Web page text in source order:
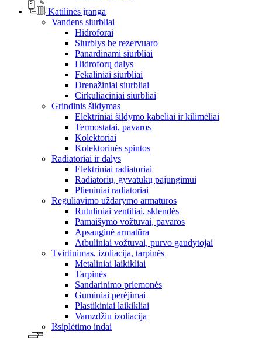
Katilinės įranga
Vandens siurbliai
Hidroforai
Siurblys be rezervuaro
Panardinami siurbliai
Hidroforų dalys
Fekaliniai siurbliai
Drenažiniai siurbliai
Cirkuliaciniai siurbliai
Grindinis šildymas
Elektriniai šildymo kabeliai ir kilimėliai
Termostatai, pavaros
Kolektoriai
Kolektorinės spintos
Radiatoriai ir dalys
Elektriniai radiatoriai
Radiatorių, gyvatukų pajungimui
Plieniniai radiatoriai
Reguliavimo uždarymo armatūros
Rutuliniai ventiliai, sklendės
Pamaišymo vožtuvai, pavaros
Apsauginė armatūra
Atbuliniai vožtuvai, purvo gaudytojai
Tvirtinimas, izoliacija, tarpinės
Metaliniai laikikliai
Tarpinės
Sandarinimo priemonės
Guminiai perėjimai
Plastikiniai laikikliai
Vamzdžiu izoliacija
Išsiplėtimo indai